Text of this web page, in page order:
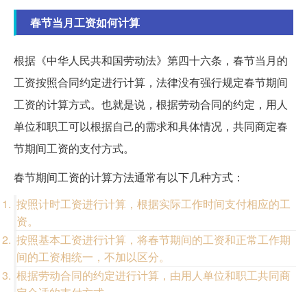
春节当月工资如何计算
根据《中华人民共和国劳动法》第四十六条，春节当月的
工资按照合同约定进行计算，法律没有强行规定春节期间
工资的计算方式。也就是说，根据劳动合同的约定，用人
单位和职工可以根据自己的需求和具体情况，共同商定春
节期间工资的支付方式。
春节期间工资的计算方法通常有以下几种方式：
按照计时工资进行计算，根据实际工作时间支付相应的工
资。
按照基本工资进行计算，将春节期间的工资和正常工作期
间的工资相统一，不加以区分。
根据劳动合同的约定进行计算，由用人单位和职工共同商